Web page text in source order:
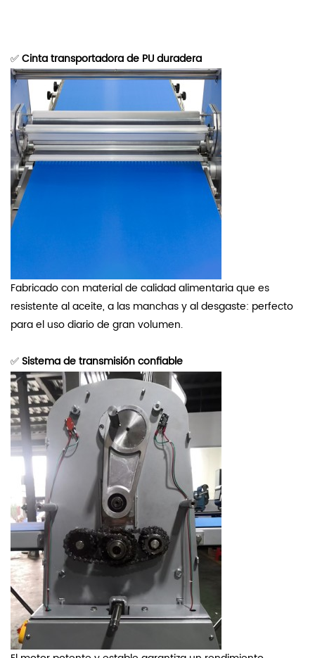
✅Cinta transportadora de PU duradera
Fabricado con material de calidad alimentaria que es
resistente al aceite, a las manchas y al desgaste: perfecto
para el uso diario de gran volumen.
✅Sistema de transmisión confiable